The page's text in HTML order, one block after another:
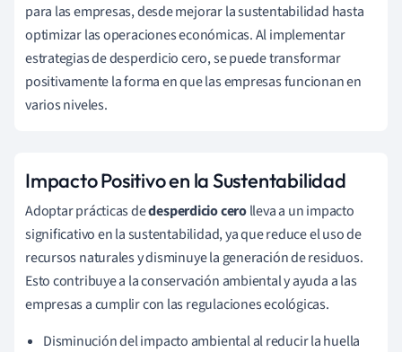
para las empresas, desde mejorar la sustentabilidad hasta
optimizar las operaciones económicas. Al implementar
estrategias de desperdicio cero, se puede transformar
positivamente la forma en que las empresas funcionan en
varios niveles.
Impacto Positivo en la Sustentabilidad
Adoptar prácticas dedesperdicio cerolleva a un impacto
significativo en la sustentabilidad, ya que reduce el uso de
recursos naturales y disminuye la generación de residuos.
Esto contribuye a la conservación ambiental y ayuda a las
empresas a cumplir con las regulaciones ecológicas.
Disminución del impacto ambiental al reducir la huella